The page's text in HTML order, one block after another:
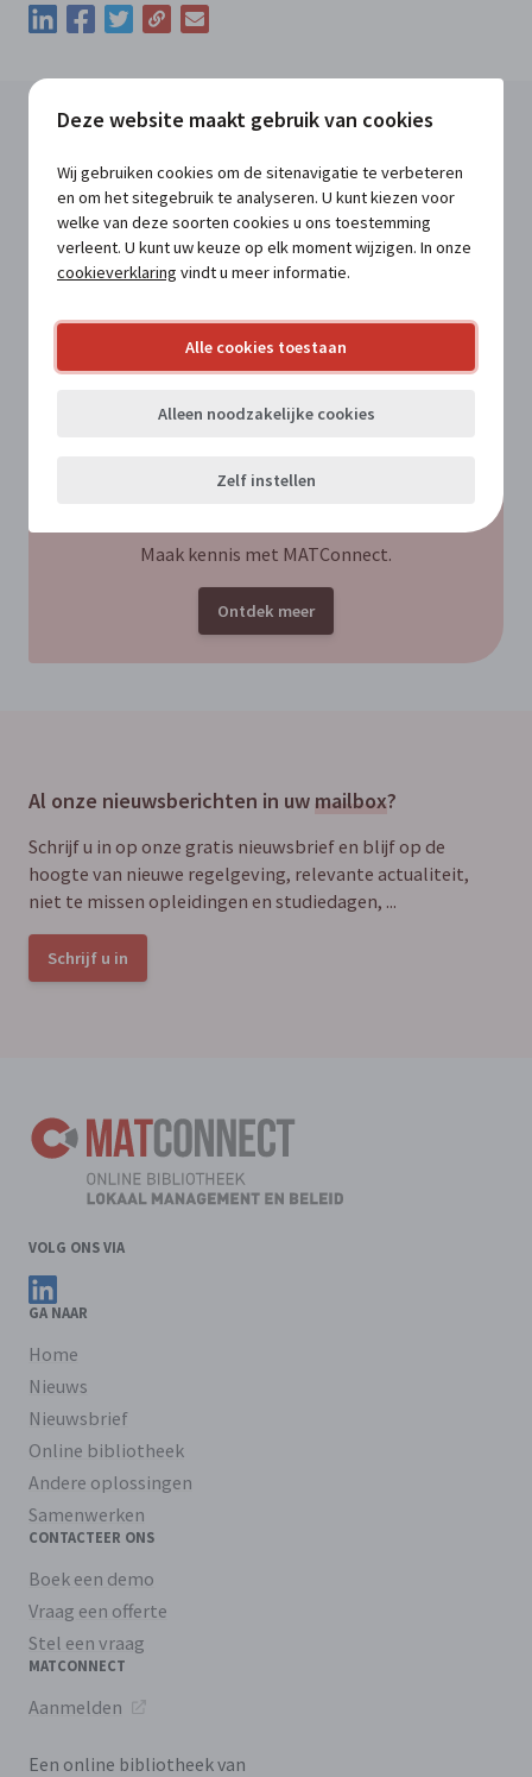
Deze website maakt gebruik van cookies
Wij gebruiken cookies om de sitenavigatie te verbeteren
en om het sitegebruik te analyseren. U kunt kiezen voor
welke van deze soorten cookies u ons toestemming
verleent. U kunt uw keuze op elk moment wijzigen. In onze
cookieverklaring vindt u meer informatie.
Alle cookies toestaan
Alleen noodzakelijke cookies
Zelf instellen
Deel deze update via LinkedIn
Deel deze update via Facebook
Deel deze update via Twitter
Kopieer de permalink van deze update
Deel deze update via e-mail
VOOR ABONNEES
Hoe integreer je je digitale strategie in
voorbereiding tot plan
Maak kennis met MATConnect.
Ontdek meer
Al onze nieuwsberichten in uw mailbox?
Schrijf u in op onze gratis nieuwsbrief en blijf op de
hoogte van nieuwe regelgeving, relevante actualiteit,
niet te missen opleidingen en studiedagen, ...
Schrijf u in
VOLG ONS VIA
Volg ons op LinkedIn
GA NAAR
Home
Nieuws
Nieuwsbrief
Online bibliotheek
Andere oplossingen
Samenwerken
CONTACTEER ONS
Boek een demo
Vraag een offerte
Stel een vraag
MATCONNECT
Aanmelden
Een online bibliotheek van